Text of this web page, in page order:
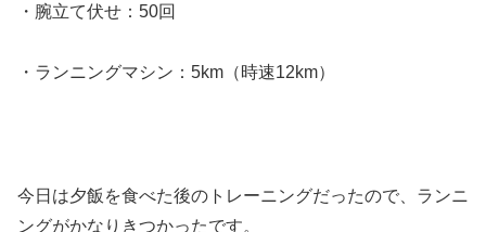
・腕立て伏せ：50回
・ランニングマシン：5km（時速12km）
今日は夕飯を食べた後のトレーニングだったので、ランニ
ングがかなりきつかったです。